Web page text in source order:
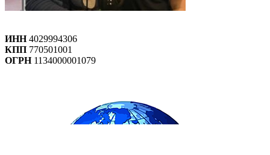
ИНН4029994306
КПП 770501001
ОГРН1134000001079